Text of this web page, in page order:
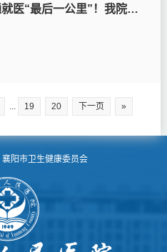
【便民就医】打通就医“最后一公里”！我院新增免费公交专线
... 19 20 下一页 »
襄阳市卫生健康委员会